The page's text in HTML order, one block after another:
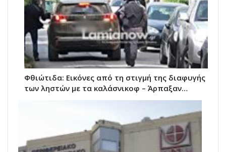
Φθιώτιδα: Εικόνες από τη στιγμή της διαφυγής
των ληστών με τα καλάσνικοφ – Άρπαξαν…